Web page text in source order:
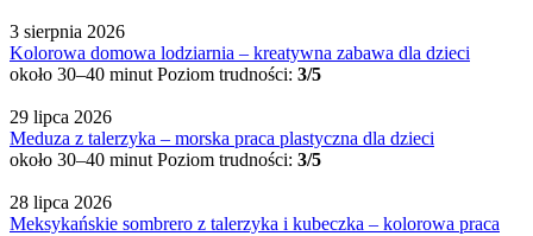
3 sierpnia 2026
Kolorowa domowa lodziarnia – kreatywna zabawa dla dzieci
około 30–40 minut Poziom trudności: 3/5
29 lipca 2026
Meduza z talerzyka – morska praca plastyczna dla dzieci
około 30–40 minut Poziom trudności: 3/5
28 lipca 2026
Meksykańskie sombrero z talerzyka i kubeczka – kolorowa praca